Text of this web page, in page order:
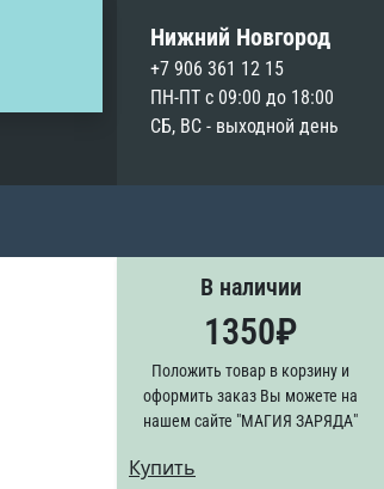
Нижний Новгород
+7 906 361 12 15
ПН-ПТ с 09:00 до 18:00
СБ, ВС - выходной день
В наличии
1350₽
Положить товар в корзину и
оформить заказ Вы можете на
нашем сайте "МАГИЯ ЗАРЯДА"
Купить